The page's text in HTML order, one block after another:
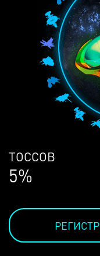
ЛЮДЕЙ
68%